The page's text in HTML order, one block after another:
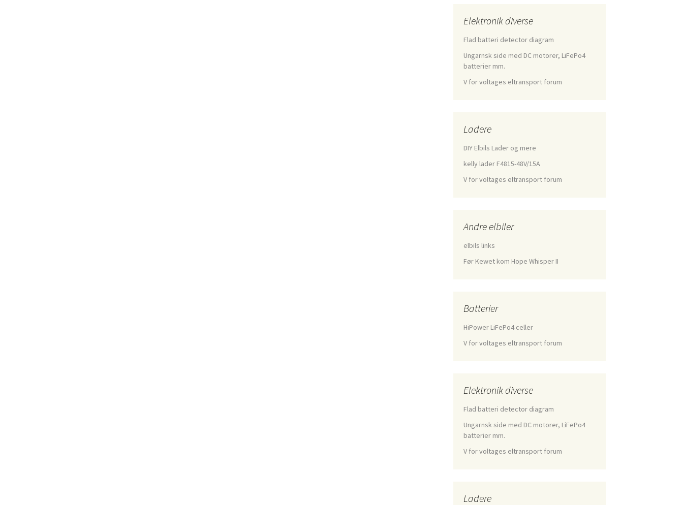
Elektronik diverse
Flad batteri detector diagram
Ungarnsk side med DC motorer, LiFePo4
batterier mm.
V for voltages eltransport forum
Ladere
DIY Elbils Lader og mere
kelly lader F4815-48V/15A
V for voltages eltransport forum
Andre elbiler
elbils links
Før Kewet kom Hope Whisper II
Batterier
HiPower LiFePo4 celler
V for voltages eltransport forum
Elektronik diverse
Flad batteri detector diagram
Ungarnsk side med DC motorer, LiFePo4
batterier mm.
V for voltages eltransport forum
Ladere